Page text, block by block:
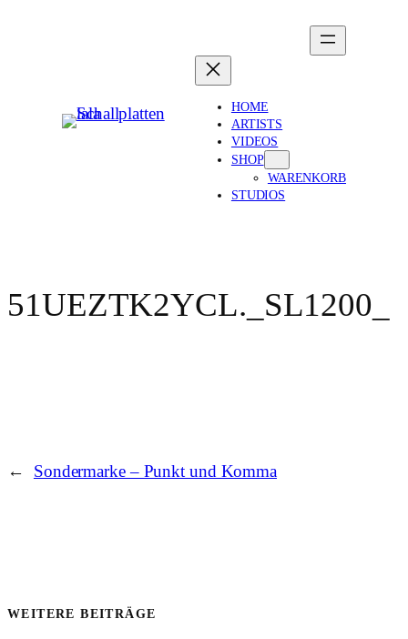
HOME
ARTISTS
VIDEOS
SHOP
WARENKORB
STUDIOS
51UEZTK2YCL._SL1200_
← Sondermarke – Punkt und Komma
WEITERE BEITRÄGE